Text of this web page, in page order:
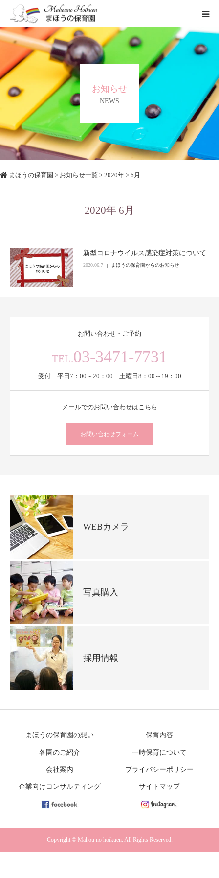
お知らせ
NEWS
まほうの保育園 > お知らせ一覧 > 2020年 > 6月
2020年 6月
新型コロナウイルス感染症対策について
2020.06.7 まほうの保育園からのお知らせ
お問い合わせ・ご予約
TEL.03-3471-7731
受付 平日7：00～20：00 土曜日8：00～19：00
メールでのお問い合わせはこちら
お問い合わせフォーム
WEBカメラ
写真購入
採用情報
まほうの保育園の想い 保育内容
各園のご紹介 一時保育について
会社案内 プライバシーポリシー
企業向けコンサルティング サイトマップ
Copyright © Mahou no hoikuen. All Rights Reserved.
まほうの保育園の想い
各園のご紹介
一時保育について